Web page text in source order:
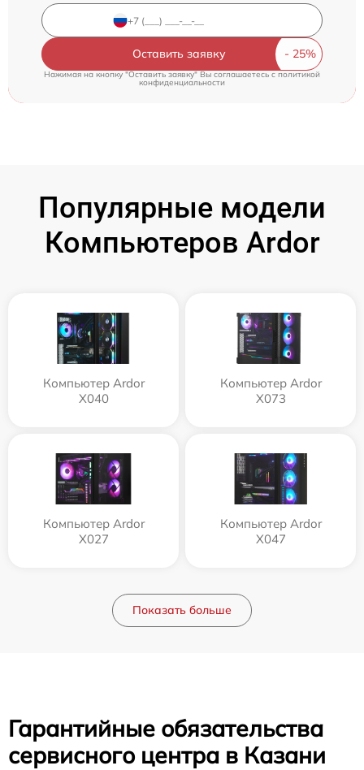
Оставить заявку
Нажимая на кнопку "Оставить заявку" Вы соглашаетесь cполитикой
конфиденциальности
Популярные модели
Компьютеров Ardor
Компьютер Ardor
X040
Компьютер Ardor
X073
Компьютер Ardor
X027
Компьютер Ardor
X047
Показать больше
Гарантийные обязательства
сервисного центра в Казани